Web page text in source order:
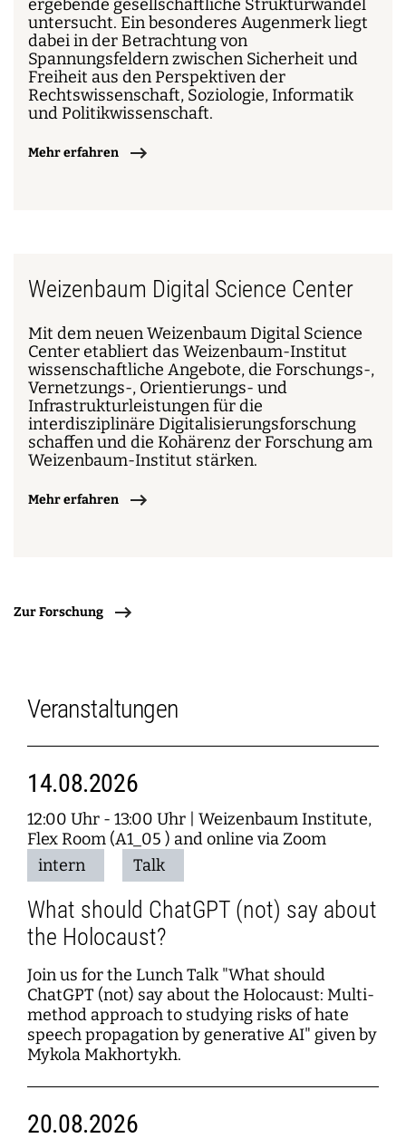
ergebende gesellschaftliche Strukturwandel
untersucht. Ein besonderes Augenmerk liegt
dabei in der Betrachtung von
Spannungsfeldern zwischen Sicherheit und
Freiheit aus den Perspektiven der
Rechtswissenschaft, Soziologie, Informatik
und Politikwissenschaft.
Mehr erfahren
Weizenbaum Digital Science Center
Mit dem neuen Weizenbaum Digital Science
Center etabliert das Weizenbaum-Institut
wissenschaftliche Angebote, die Forschungs-,
Vernetzungs-, Orientierungs- und
Infrastrukturleistungen für die
interdisziplinäre Digitalisierungsforschung
schaffen und die Kohärenz der Forschung am
Weizenbaum-Institut stärken.
Mehr erfahren
Zur Forschung
Veranstaltungen
14.08.2026
12:00 Uhr - 13:00 Uhr | Weizenbaum Institute,
Flex Room (A1_05 ) and online via Zoom
intern
Talk
What should ChatGPT (not) say about
the Holocaust?
Join us for the Lunch Talk "What should
ChatGPT (not) say about the Holocaust: Multi-
method approach to studying risks of hate
speech propagation by generative AI" given by
Mykola Makhortykh.
20.08.2026